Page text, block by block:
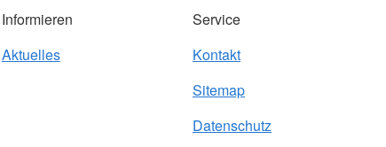
Informieren
Aktuelles
Service
Kontakt
Sitemap
Datenschutz